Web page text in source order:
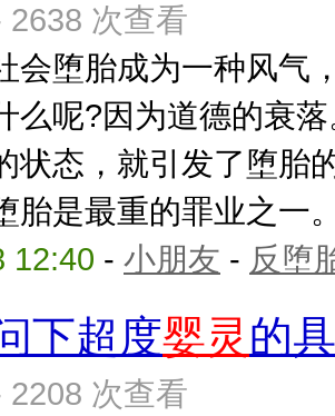
2638 次查看
堕胎成为一种风气
么呢?因为道德的衰
状态，就引发了堕
胎是最重的罪业之一
12:40 - 小朋友 - 反堕
下超度婴灵 的
2208 次查看